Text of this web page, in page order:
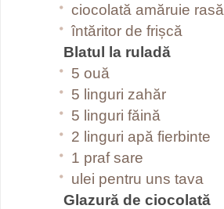
ciocolată amăruie rasă
întăritor de frișcă
Blatul la ruladă
5 ouă
5 linguri zahăr
5 linguri făină
2 linguri apă fierbinte
1 praf sare
ulei pentru uns tava
Glazură de ciocolată